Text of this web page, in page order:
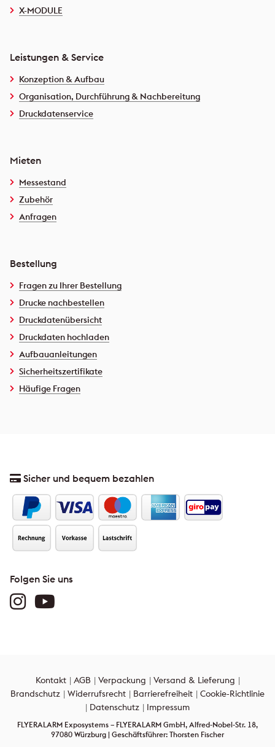
X-MODULE
Leistungen & Service
Konzeption & Aufbau
Organisation, Durchführung & Nachbereitung
Druckdatenservice
Mieten
Messestand
Zubehör
Anfragen
Bestellung
Fragen zu Ihrer Bestellung
Drucke nachbestellen
Druckdatenübersicht
Druckdaten hochladen
Aufbauanleitungen
Sicherheitszertifikate
Häufige Fragen
Sicher und bequem bezahlen
Folgen Sie uns
Kontakt AGB Verpackung
Versand & Lieferung
Brandschutz
Widerrufsrecht Barrierefreiheit
Cookie-Richtlinie
Datenschutz
Impressum
FLYERALARM Exposystems – FLYERALARM GmbH, Alfred-Nobel-Str. 18,
97080 Würzburg | Geschäftsführer: Thorsten Fischer